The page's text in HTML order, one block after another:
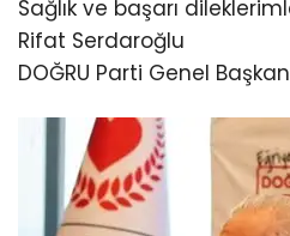
Sağlık ve başarı
Rifat Serdaroğlu
DOĞRU Parti Genel